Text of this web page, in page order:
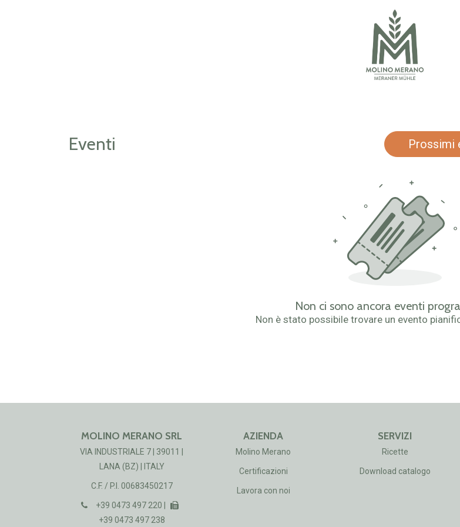
Eventi Prossimi
Non ci sono ancora eventi
Non è stato possibile trovare un evento
MOLINO MERANO SRL
VIA INDUSTRIALE 7 | 39011 |
LANA (BZ) | ITALY
C.F. / P.I. 00683450217
+39 0473 497 220 |
+39 0473 497 238
AZIENDA
Molino Merano
Certificazioni
Lavora con noi
SERVIZI
Ricette
Download catalogo